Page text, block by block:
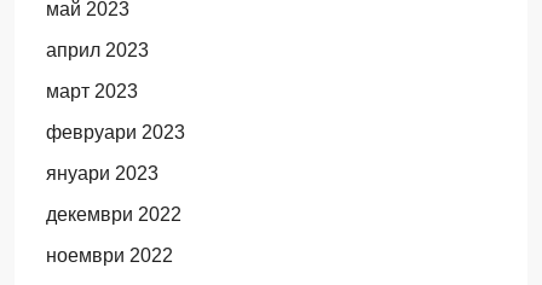
май 2023
април 2023
март 2023
февруари 2023
януари 2023
декември 2022
ноември 2022